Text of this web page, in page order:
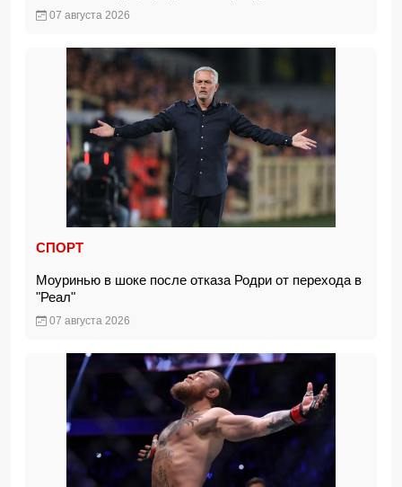
07 августа 2026
СПОРТ
Моуринью в шоке после отказа Родри от перехода в
"Реал"
07 августа 2026